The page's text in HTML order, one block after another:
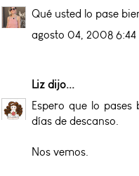
Qué usted lo pase
agosto 04, 2008 6:44
Liz dijo...
Espero que lo pases
días de descanso.
Nos vemos.